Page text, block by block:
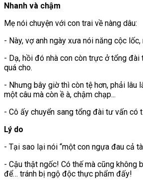
Nhanh và chậm
Mẹ nói chuyện với con trai về nàng dâu:
- Này, vợ anh ngày xưa nói năng cộc lốc,
- Dạ, hồi đó nhà con còn trực ở tổng đài
quá cho.
- Nhưng bây giờ thì còn tệ hơn, phải lâu
một câu mà còn ề à, chậm chạp...
- Cô ấy chuyển sang tổng đài tư vấn có
Lý do
- Tại sao lại nói “một con ngựa đau cả
- Cậu thật ngốc! Có thế mà cũng không
để… tránh bị ngộ độc thực phẩm đấy!